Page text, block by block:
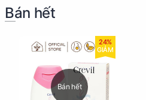
Bán hết
Bán hết
24%
GIẢM